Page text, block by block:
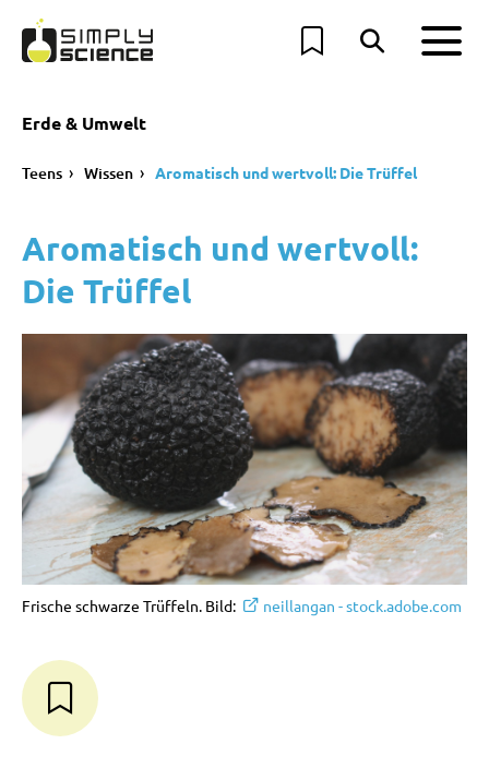
Erde & Umwelt
Teens Wissen Aromatisch und wertvoll: Die Trüffel
Aromatisch und wertvoll:
Die Trüffel
Frische schwarze Trüffeln. Bild: neillangan - stock.adobe.com